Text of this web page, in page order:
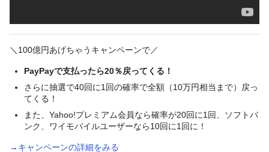
＼100億円あげちゃうキャンペーンで／
PayPayで支払ったら20％戻ってくる！
さらに抽選で40回に1回の確率で全額（10万円相当まで）戻っ
てくる！
また、Yahoo!プレミアム会員なら確率が20回に1回、ソフトバ
ンク、ワイモバイルユーザーなら10回に1回に！
→キャンペーンの詳細をみる